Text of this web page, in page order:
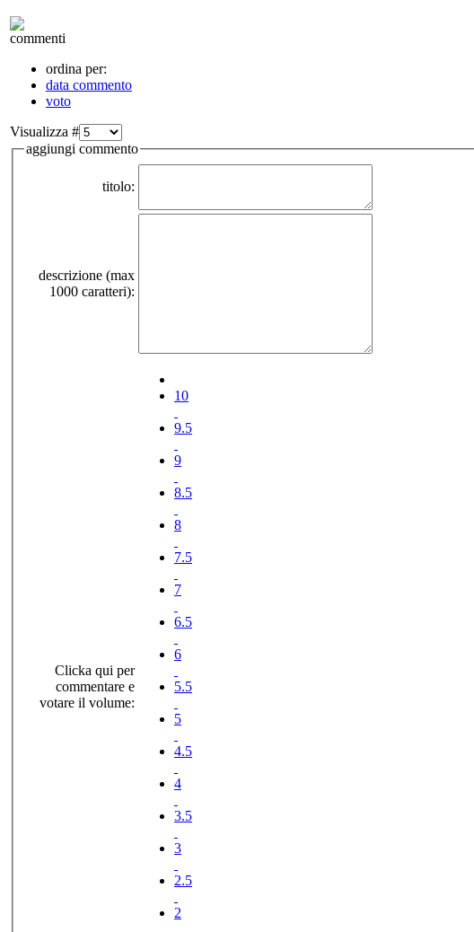
commenti
ordina per:
data commento
voto
Visualizza #
aggiungi commento
titolo:
descrizione (max
1000 caratteri):
Clicka qui per
commentare e
votare il volume:
10
9.5
9
8.5
8
7.5
7
6.5
6
5.5
5
4.5
4
3.5
3
2.5
2